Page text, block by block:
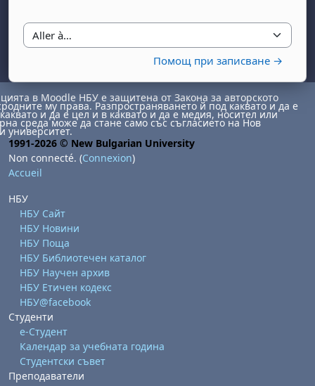
Aller à…
Помощ при записване →
в Moodle НБУ е защитена от Закона за авторското
му права. Разпространяването й под каквато и да е
и да е цел и в каквато и да е медия, носител или
среда може да стане само със съгласието на Нов
университет.
1991-2026 © New Bulgarian University
Non connecté. (Connexion)
Accueil
НБУ
НБУ Сайт
НБУ Новини
НБУ Поща
НБУ Библиотечен каталог
НБУ Научен архив
НБУ Етичен кодекс
НБУ@facebook
Студенти
е-Студент
Календар за учебната година
Студентски съвет
Преподаватели